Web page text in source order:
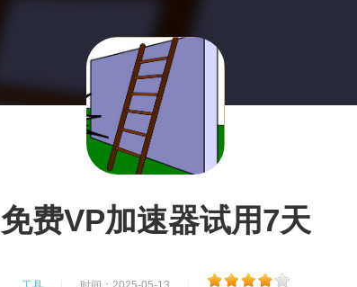
免费VP加速器试用7天